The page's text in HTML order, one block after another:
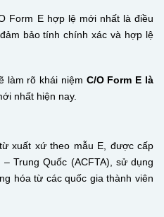
Form E hợp lệ mới nhất là điều
bảo tính chính xác và hợp lệ
làm rõ khái niệm C/O Form E là
nhất hiện nay.
xuất xứ theo mẫu E, được cấp
Trung Quốc (ACFTA), sử dụng
hóa từ các quốc gia thành viên